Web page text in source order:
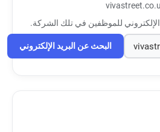
الإلكتروني للموظفين في تلك الشركة.
البحث عن البريد الإلكتروني